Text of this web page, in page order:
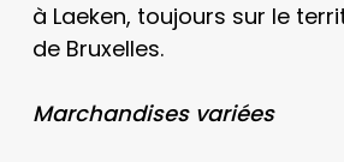
à Laeken, toujours sur le
de Bruxelles.
Marchandises variées